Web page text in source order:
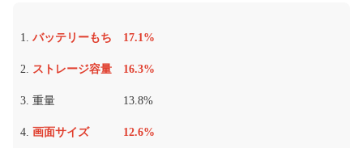
バッテリーもち 17.1%
ストレージ容量 16.3%
重量 13.8%
画面サイズ 12.6%